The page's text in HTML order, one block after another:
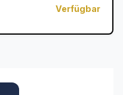
Verfügbar